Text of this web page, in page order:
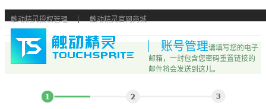
触动精灵授权管理 触动精灵官网商城
账号管理请填写您的电子
邮箱，一封包含您密码重置链接的
邮件将会发送到这儿。